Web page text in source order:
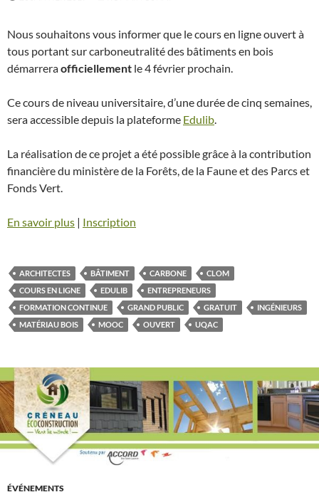
Nous souhaitons vous informer que le cours en ligne ouvert à
tous portant sur carboneutralité des bâtiments en bois
démarreraofficiellement le 4 février prochain.
Ce cours de niveau universitaire, d’une durée de cinq semaines,
sera accessible depuis la plateforme Edulib.
La réalisation de ce projet a été possible grâce à la contribution
financière du ministère de la Forêts, de la Faune et des Parcs et
Fonds Vert.
En savoir plus | Inscription
ARCHITECTES BÂTIMENT CARBONE
CLOM
COURS EN LIGNE
EDULIB
ENTREPRENEURS
FORMATION CONTINUE
GRAND PUBLIC GRATUIT
INGÉNIEURS
MATÉRIAU BOIS
MOOC OUVERT UQAC
ÉVÉNEMENTS